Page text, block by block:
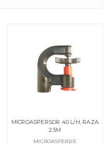
MICROASPERSOR 40 L/H, RAZA
2.5M
MICROASPERSIE